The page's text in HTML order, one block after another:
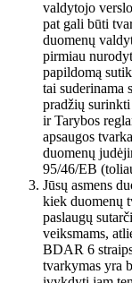
valdytojo
pat gali būti
duomenų
pirmiau
papildomą
tai suderinama
pradžių
ir Tarybos
apsaugos
duomenų
95/46/EB
Jūsų asmens
kiek duomenų
paslaugų
veiksmams,
BDAR 6
tvarkymas yra